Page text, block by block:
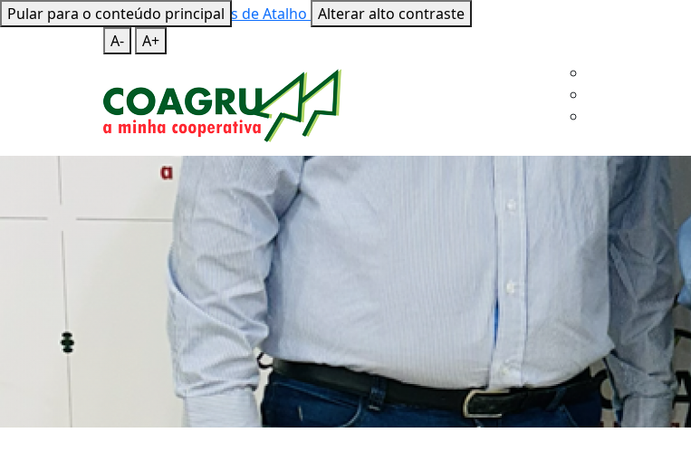
Pular para o conteúdo principal
Mapa do Site Teclas de Atalho Alterar alto contraste
A-
A+